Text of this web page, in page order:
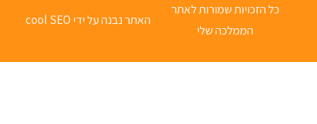
כל הזכויות שמורות לאתר
הממלכה שלי
האתר נבנה על ידי cool SEO